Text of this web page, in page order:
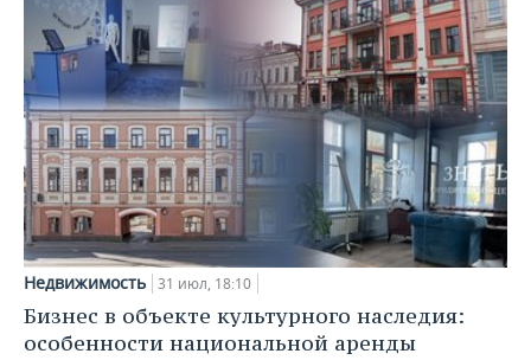
Недвижимость 31 июл, 18:10
Бизнес в объекте культурного наследия:
особенности национальной аренды